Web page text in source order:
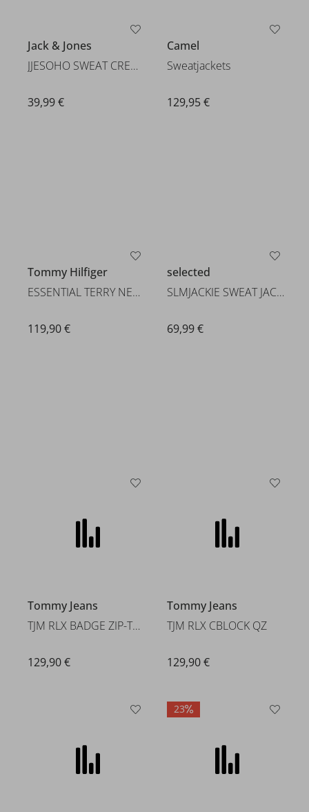
Jack & Jones
Camel
Sweatjackets
129,95 €
Tommy Hilfiger
ESSENTIAL TERRY NEW 1/4 ZIP
119,90 €
selected
TJM RLX CBLOCK QZ
Darislong 10280407 01
23